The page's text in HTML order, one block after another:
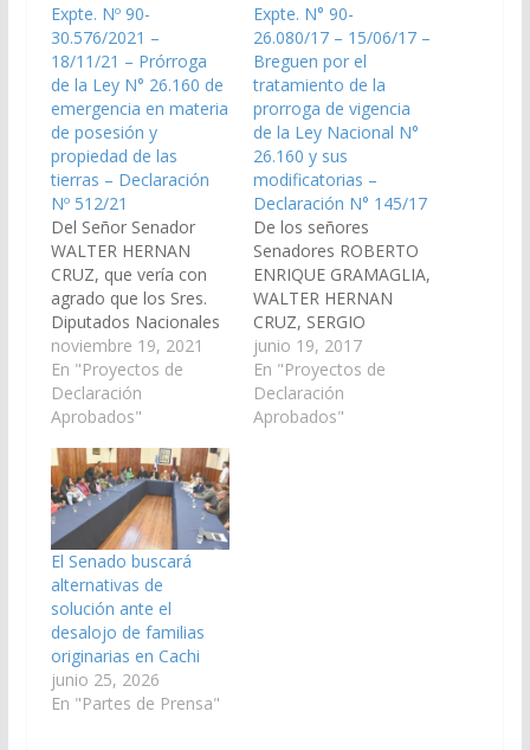
Expte. Nº 90-
30.576/2021 –
18/11/21 – Prórroga
de la Ley N° 26.160 de
emergencia en materia
de posesión y
propiedad de las
tierras – Declaración
Nº 512/21
Del Señor Senador
WALTER HERNAN
CRUZ, que vería con
agrado que los Sres.
Diputados Nacionales
por la Provincia de
Salta, realicen las
gestiones necesarias y
voten en consonancia
que se requiere para la
prórroga de la Ley N°
26.160 de emergencia
en materia de
posesión y…
noviembre 19, 2021
En "Proyectos de
Declaración
Aprobados"
Expte. N° 90-
26.080/17 – 15/06/17 –
Breguen por el
tratamiento de la
prorroga de vigencia
de la Ley Nacional N°
26.160 y sus
modificatorias –
Declaración N° 145/17
De los señores
Senadores ROBERTO
ENRIQUE GRAMAGLIA,
WALTER HERNAN
CRUZ, SERGIO
RAMON ZENTENO,
MARIA SILVINA
ABILES, ERNESTO
GERARDO GUANCA,
junio 19, 2017
En "Proyectos de
Declaración
Aprobados"
El Senado buscará
alternativas de
solución ante el
desalojo de familias
originarias en Cachi
junio 25, 2026
En "Partes de Prensa"